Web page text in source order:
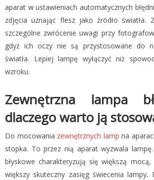
aparat w ustawieniach automatycznych
zdjęcia uznając flesz jako źródło światła.
szczególne zwrócenie uwagi przy
gdyż ich oczy nie są przystosowane do
światła. Lepiej lampę wyłączyć niż
wzroku.
Zewnętrzna lampa
dlaczego warto ją
Do mocowania zewnętrznych lamp na
stopka. To przez nią aparat wyzwala
błyskowe charakteryzują się większą
większy skuteczny zasięg świecenia lampy.